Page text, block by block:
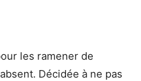
les ramener de
Décidée à ne pas